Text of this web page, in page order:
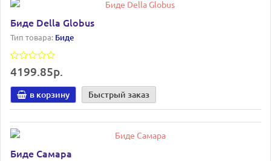
Биде Della Globus
Тип товара: Биде
4199.85р.
в корзину Быстрый заказ
Биде Самара